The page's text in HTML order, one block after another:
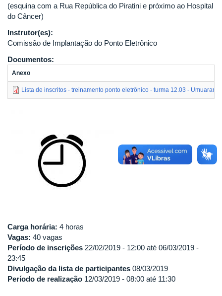
(esquina com a Rua República do Piratini e próximo ao Hospital
do Câncer)
Instrutor(es):
Comissão de Implantação do Ponto Eletrônico
Documentos:
Anexo
Lista de inscritos - treinamento ponto eletrônico - turma 12.03 - Umuarama
Carga horária: 4 horas
Vagas: 40 vagas
Período de inscrições 22/02/2019 - 12:00 até 06/03/2019 -
23:45
Divulgação da lista de participantes 08/03/2019
Período de realização 12/03/2019 - 08:00 até 11:30